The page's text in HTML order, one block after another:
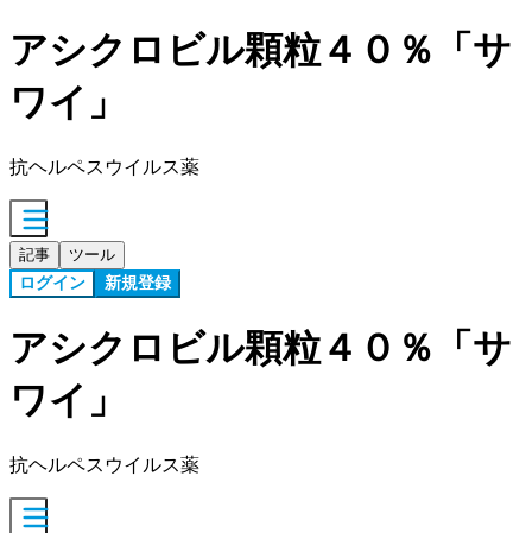
アシクロビル顆粒４０％「サ
ワイ」
抗ヘルペスウイルス薬
記事 ツール
ログイン 新規登録
アシクロビル顆粒４０％「サ
ワイ」
抗ヘルペスウイルス薬